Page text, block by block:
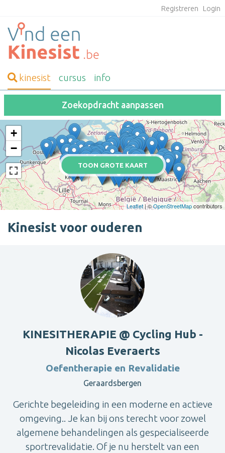
Registreren Login
kinesist cursus info
Zoekopdracht aanpassen
TOON GROTE KAART
+
−
Leaflet| ©OpenStreetMapcontributors
Kinesist voor ouderen
KINESITHERAPIE @ Cycling Hub -
Nicolas Everaerts
Oefentherapie en Revalidatie
Geraardsbergen
Gerichte begeleiding in een moderne en actieve
omgeving.. Je kan bij ons terecht voor zowel
algemene behandelingen als gespecialiseerde
sportrevalidatie. Of je nu herstelt van een